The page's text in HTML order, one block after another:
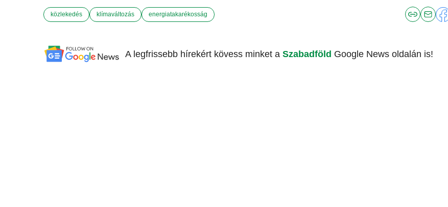
közlekedés klímaváltozás energiatakarékosság
A legfrissebb hírekért kövess minket a Szabadföld Google News oldalán is!